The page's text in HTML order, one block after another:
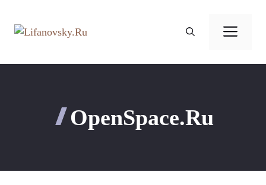
содержимому
OpenSpace.Ru